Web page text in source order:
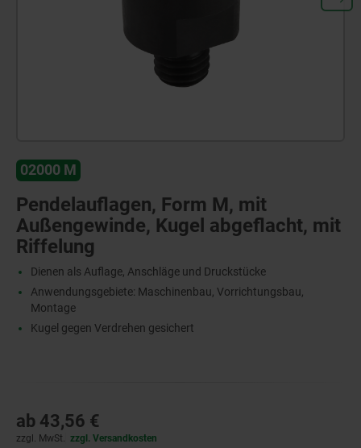
02000 M
Pendelauflagen, Form M, mit
Außengewinde, Kugel abgeflacht, mit
Riffelung
Dienen als Auflage, Anschläge und Druckstücke
Anwendungsgebiete: Maschinenbau, Vorrichtungsbau,
Montage
Kugel gegen Verdrehen gesichert
ab 43,56 €
zzgl. MwSt. zzgl. Versandkosten